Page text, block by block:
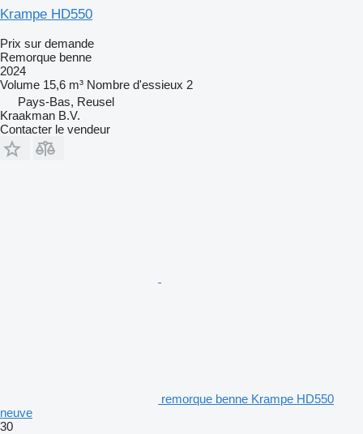
Krampe HD550
Prix sur demande
Remorque benne
2024
Volume 15,6 m³ Nombre d'essieux 2
Pays-Bas, Reusel
Kraakman B.V.
Contacter le vendeur
remorque benne Krampe HD550
neuve
30